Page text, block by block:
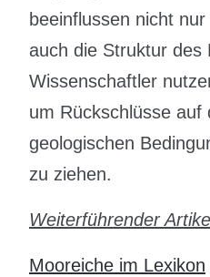
beeinflussen nicht
auch die Struktur des
Wissenschaftler
um Rückschlüsse auf
geologischen
zu ziehen.
Weiterführender
Mooreiche im Lexikon